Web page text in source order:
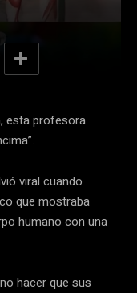
esta profesora
viral cuando
que mostraba
humano con una
hacer que sus